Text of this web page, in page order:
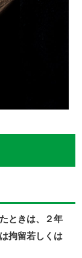
ときは、２年
拘留若しくは